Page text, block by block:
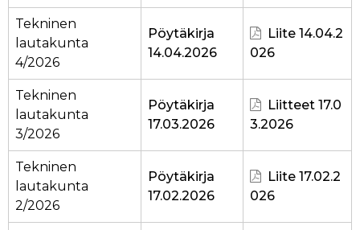
Tekninen
lautakunta
4/2026
Pöytäkirja
14.04.2026
Liite 14.04.2
026
Tekninen
lautakunta
3/2026
Pöytäkirja
17.03.2026
Liitteet 17.0
3.2026
Tekninen
lautakunta
2/2026
Pöytäkirja
17.02.2026
Liite 17.02.2
026